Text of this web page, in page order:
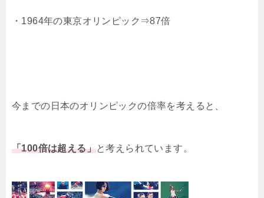
・1964年の東京オリンピック⇒87倍
今までの日本のオリンピックの倍率を考えると、
「100倍は超える」と考えられています。